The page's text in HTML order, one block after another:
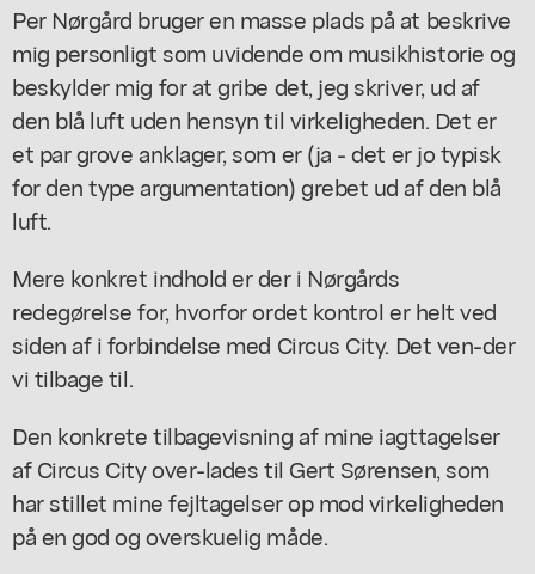
Per Nørgård bruger en masse plads på at beskrive
mig personligt som uvidende om musikhistorie og
beskylder mig for at gribe det, jeg skriver, ud af
den blå luft uden hensyn til virkeligheden. Det er
et par grove anklager, som er (ja - det er jo typisk
for den type argumentation) grebet ud af den blå
luft.
Mere konkret indhold er der i Nørgårds
redegørelse for, hvorfor ordet kontrol er helt ved
siden af i forbindelse med Circus City. Det ven-der
vi tilbage til.
Den konkrete tilbagevisning af mine iagttagelser
af Circus City over-lades til Gert Sørensen, som
har stillet mine fejltagelser op mod virkeligheden
på en god og overskuelig måde.